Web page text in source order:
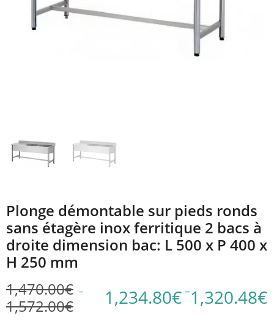
Plonge démontable sur pieds ronds
sans étagère inox ferritique 2 bacs à
droite dimension bac: L 500 x P 400 x
H 250 mm
1,470.00€ –
1,572.00€Plage
1,234.80€ –1,320.48€
Plage